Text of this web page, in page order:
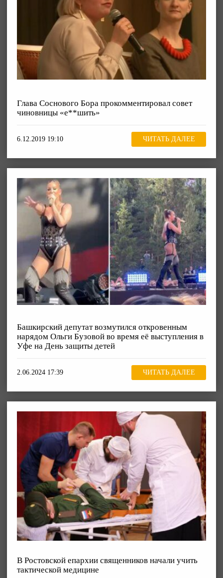
Глава Соснового Бора прокомментировал совет
чиновницы «е**шить»
6.12.2019 19:10 ЧИТАТЬ ДАЛЕЕ
Башкирский депутат возмутился откровенным
нарядом Ольги Бузовой во время её выступления в
Уфе на День защиты детей
2.06.2024 17:39 ЧИТАТЬ ДАЛЕЕ
В Ростовской епархии священников начали учить
тактической медицине